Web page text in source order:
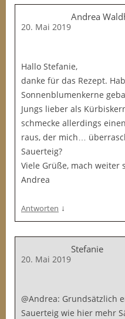
Andrea
20. Mai 2019
Hallo Stefanie,
danke für das Rezept.
Sonnenblumenkerne
Jungs lieber als
schmecke allerdings
raus, der mich…
Sauerteig?
Viele Grüße, mach weiter
Andrea
Antworten ↓
Stefanie
20. Mai 2019
@Andrea: Grundsätzlich
Sauerteig wie hier mehr